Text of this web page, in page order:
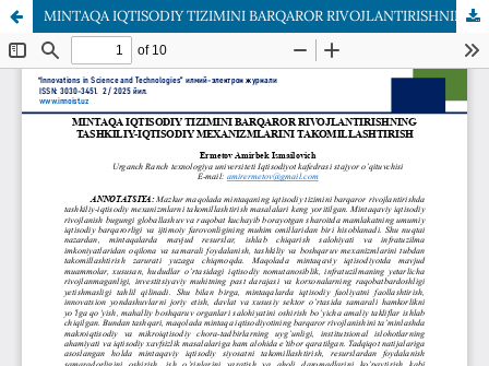
MINTAQA IQTISODIY TIZIMINI BARQAROR RIVOJLANTIRISHNING TASHKILIY-IQTISODIY MEXANIZMLARINI TAKOMILLASHTIRISH